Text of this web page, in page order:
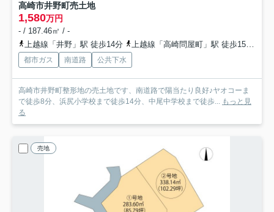
高崎市井野町売土地
1,580万円
- / 187.46㎡ / -
上越線「井野」駅 徒歩14分
上越線「高崎問屋町」駅 徒歩15分
都市ガス 南道路 公共下水
高崎市井野町整形地の売土地です、南道路で陽当たり良好♪ヤオコーま
で徒歩8分、浜尻小学校まで徒歩14分、中尾中学校まで徒歩... もっと見
る
売地